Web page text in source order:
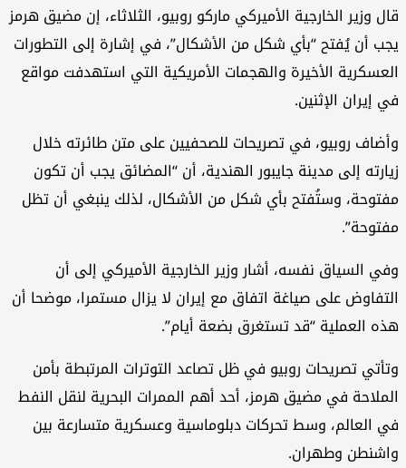
وزير الخارجية الأميركي ماركو روبيو، الثلاثاء، إن مضيق هرمز
أن يُفتح “بأي شكل من الأشكال”، في إشارة إلى التطورات
الأخيرة والهجمات الأمريكية التي استهدفت مواقع
إيران الإثنين.
روبيو، في تصريحات للصحفيين على متن طائرته خلال
إلى مدينة جايبور الهندية، أن “المضائق يجب أن تكون
وستُفتح بأي شكل من الأشكال، لذلك ينبغي أن تظل
السياق نفسه، أشار وزير الخارجية الأميركي إلى أن
على صياغة اتفاق مع إيران لا يزال مستمرا، موضحا أن
العملية “قد تستغرق بضعة أيام”.
تصريحات روبيو في ظل تصاعد التوترات المرتبطة بأمن
في مضيق هرمز، أحد أهم الممرات البحرية لنقل النفط
العالم، وسط تحركات دبلوماسية وعسكرية متسارعة بين
وطهران.